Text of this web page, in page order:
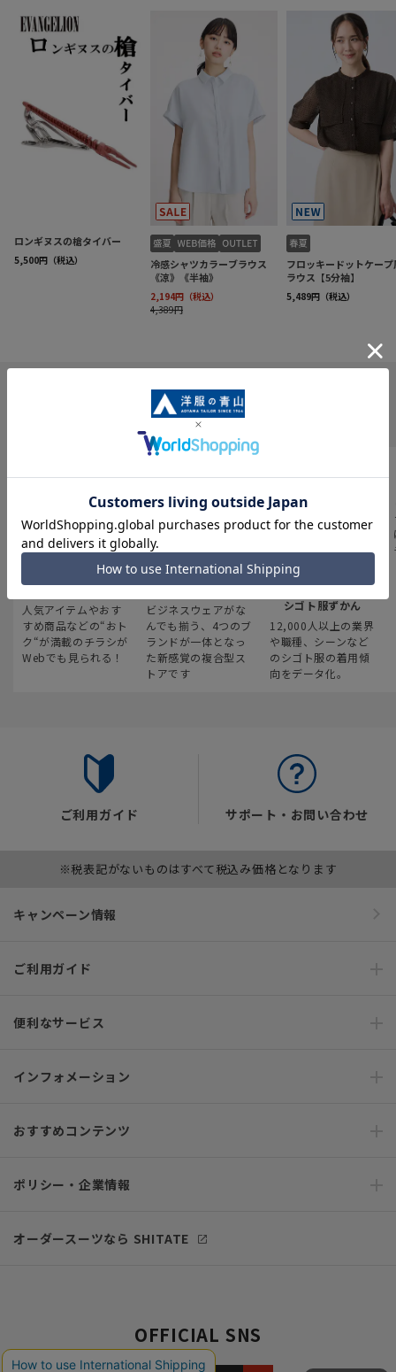
INFORMATION
最新のお買い得情報
人気アイテムやおす
すめ商品などの“おト
ク“が満載のチラシが
Webでも見られる！
スーツスクエア
ビジネスウェアがな
んでも揃う、4つのブ
ランドが一体となっ
た新感覚の複合型ス
トアです
みんなの
シゴト服ずかん
12,000人以上の業界
や職種、シーンなど
のシゴト服の着用傾
向をデータ化。
ご利用ガイド サポート・お問い合わせ
※税表記がないものはすべて税込み価格となります
キャンペーン情報
ご利用ガイド
便利なサービス
インフォメーション
おすすめコンテンツ
ポリシー・企業情報
オーダースーツなら SHITATE
OFFICIAL SNS